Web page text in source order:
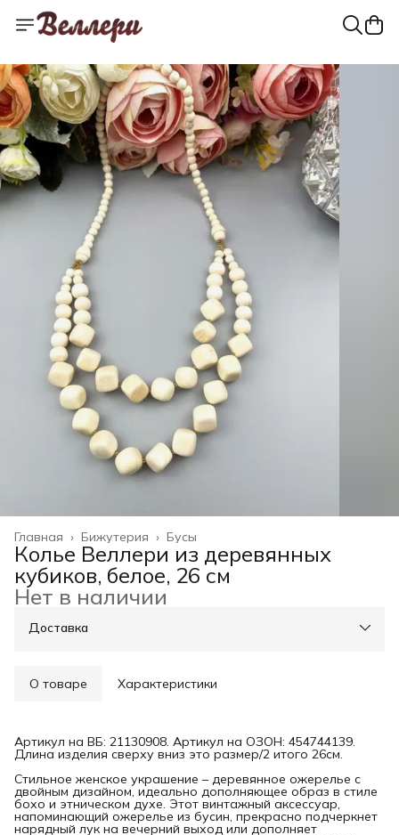
Бусы
Бижутерия ›
Главная ›
Колье Веллери из деревянных
кубиков, белое, 26 см
Нет в наличии
Доставка
О товаре Характеристики
Артикул на ВБ: 21130908. Артикул на ОЗОН: 454744139.
Длина изделия сверху вниз это размер/2 итого 26см.
Стильное женское украшение – деревянное ожерелье с
двойным дизайном, идеально дополняющее образ в стиле
бохо и этническом духе. Этот винтажный аксессуар,
напоминающий ожерелье из бусин, прекрасно подчеркнет
нарядный лук на вечерний выход или дополняет